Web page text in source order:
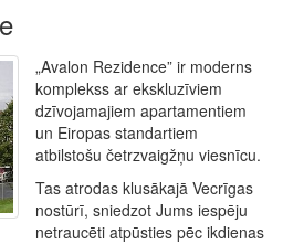
„Avalon Rezidence” ir moderns
komplekss ar ekskluzīviem
dzīvojamajiem apartamentiem
un Eiropas standartiem
atbilstošu četrzvaigžņu viesnīcu.
Tas atrodas klusākajā Vecrīgas
nostūrī, sniedzot Jums iespēju
netraucēti atpūsties pēc ikdienas